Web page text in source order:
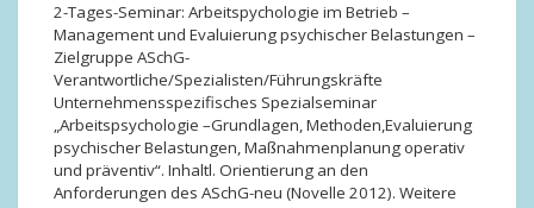
2-Tages-Seminar: Arbeitspychologie im Betrieb –
Management und Evaluierung psychischer Belastungen –
Zielgruppe ASchG-
Verantwortliche/Spezialisten/Führungskräfte
Unternehmensspezifisches Spezialseminar
„Arbeitspsychologie –Grundlagen, Methoden,Evaluierung
psychischer Belastungen, Maßnahmenplanung operativ
und präventiv“. Inhaltl. Orientierung an den
Anforderungen des ASchG-neu (Novelle 2012). Weitere